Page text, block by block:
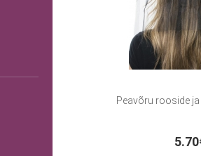
Peavõru rooside